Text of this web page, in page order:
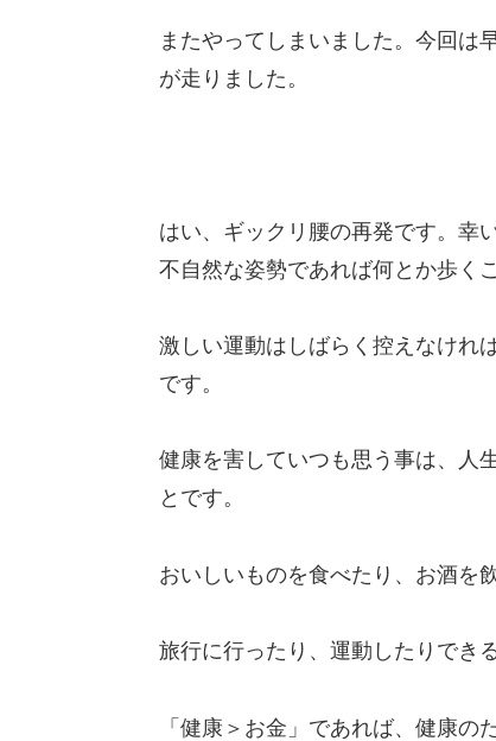
またやってしまいました。今回は
が走りました。
はい、ギックリ腰の再発です。幸
不自然な姿勢であれば何とか歩く
激しい運動はしばらく控えなけれ
です。
健康を害していつも思う事は、人
とです。
おいしいものを食べたり、お酒を
旅行に行ったり、運動したりでき
「健康＞お金」であれば、健康